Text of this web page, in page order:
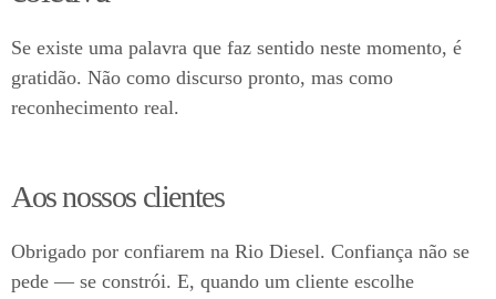
Se existe uma palavra que faz sentido neste momento, é
gratidão. Não como discurso pronto, mas como
reconhecimento real.
Aos nossos clientes
Obrigado por confiarem na Rio Diesel. Confiança não se
pede — se constrói. E, quando um cliente escolhe